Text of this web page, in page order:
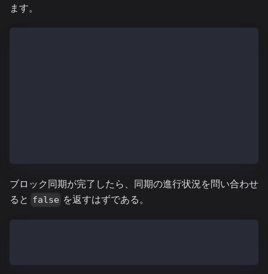
ます。
ブロック同期が完了したら、同期の進行状況を問い合わせ
ると false を返すはずである。